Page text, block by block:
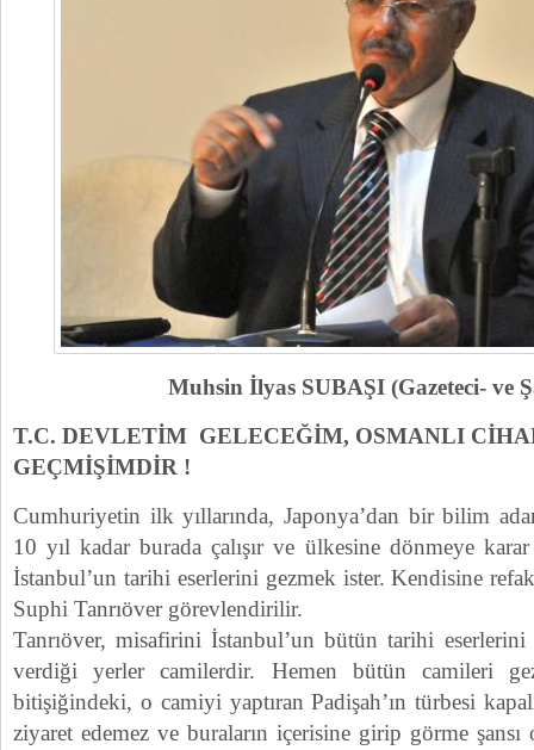
Muhsin İlyas SUBAŞI (Gazeteci- ve
T.C. DEVLETİM GELECEĞİM, OSMANLI
GEÇMİŞİMDİR !
Cumhuriyetin ilk yıllarında, Japonya’dan bir bilim
10 yıl kadar burada çalışır ve ülkesine dönmeye
İstanbul’un tarihi eserlerini gezmek ister. Kendisine
Suphi Tanrıöver görevlendirilir.
Tanrıöver, misafirini İstanbul’un bütün tarihi
verdiği yerler camilerdir. Hemen bütün camileri
bitişiğindeki, o camiyi yaptıran Padişah’ın türbesi
ziyaret edemez ve buraların içerisine girip görme şansı